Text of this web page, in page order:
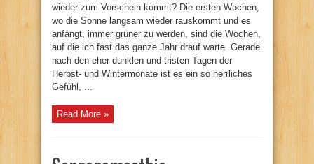
wieder zum Vorschein kommt? Die ersten Wochen,
wo die Sonne langsam wieder rauskommt und es
anfängt, immer grüner zu werden, sind die Wochen,
auf die ich fast das ganze Jahr drauf warte. Gerade
nach den eher dunklen und tristen Tagen der
Herbst- und Wintermonate ist es ein so herrliches
Gefühl, ...
Read More »